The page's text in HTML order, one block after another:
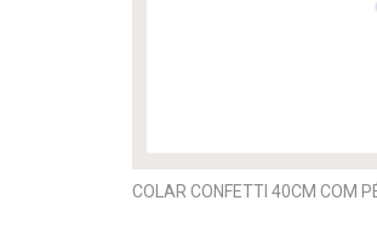
COLAR CONFETTI 40CM COM